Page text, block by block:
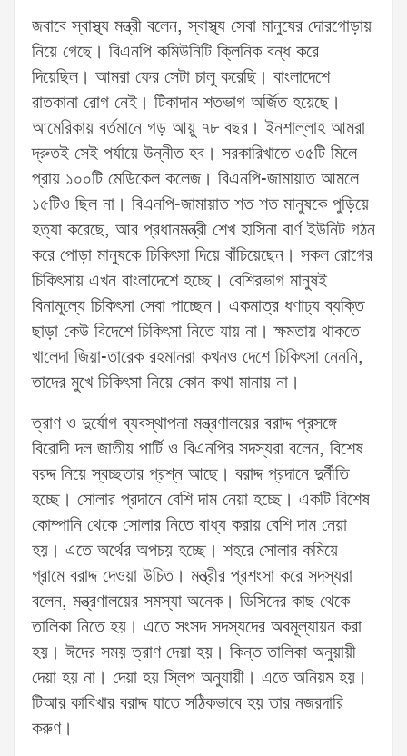
জবাবে স্বাস্থ্য মন্ত্রী বলেন, স্বাস্থ্য সেবা মানুষের দোরগোড়ায়
নিয়ে গেছে। বিএনপি কমিউনিটি ক্লিনিক বন্ধ করে
দিয়েছিল। আমরা ফের সেটা চালু করেছি। বাংলাদেশে
রাতকানা রোগ নেই। টিকাদান শতভাগ অর্জিত হয়েছে।
আমেরিকায় বর্তমানে গড় আয়ু ৭৮ বছর। ইনশাল্লাহ আমরা
দ্রুতই সেই পর্যায়ে উন্নীত হব। সরকারিখাতে ৩৫টি মিলে
প্রায় ১০০টি মেডিকেল কলেজ। বিএনপি-জামায়াত আমলে
১৫টিও ছিল না। বিএনপি-জামায়াত শত শত মানুষকে পুড়িয়ে
হত্যা করেছে, আর প্রধানমন্ত্রী শেখ হাসিনা বার্ণ ইউনিট গঠন
করে পোড়া মানুষকে চিকিৎসা দিয়ে বাঁচিয়েছেন। সকল রোগের
চিকিৎসায় এখন বাংলাদেশে হচ্ছে। বেশিরভাগ মানুষই
বিনামূল্যে চিকিৎসা সেবা পাচ্ছেন। একমাত্র ধণাঢ্য ব্যক্তি
ছাড়া কেউ বিদেশে চিকিৎসা নিতে যায় না। ক্ষমতায় থাকতে
খালেদা জিয়া-তারেক রহমানরা কখনও দেশে চিকিৎসা নেননি,
তাদের মুখে চিকিৎসা নিয়ে কোন কথা মানায় না।
ত্রাণ ও দুর্যোগ ব্যবস্থাপনা মন্ত্রণালয়ের বরাদ্দ প্রসঙ্গে
বিরোদী দল জাতীয় পার্টি ও বিএনপির সদস্যরা বলেন, বিশেষ
বরদ্দ নিয়ে স্বচ্ছতার প্রশ্ন আছে। বরাদ্দ প্রদানে দুর্নীতি
হচ্ছে। সোলার প্রদানে বেশি দাম নেয়া হচ্ছে। একটি বিশেষ
কোম্পানি থেকে সোলার নিতে বাধ্য করায় বেশি দাম নেয়া
হয়। এতে অর্থের অপচয় হচ্ছে। শহরে সোলার কমিয়ে
গ্রামে বরাদ্দ দেওয়া উচিত। মন্ত্রীর প্রশংসা করে সদস্যরা
বলেন, মন্ত্রণালয়ের সমস্যা অনেক। ডিসিদের কাছ থেকে
তালিকা নিতে হয়। এতে সংসদ সদস্যদের অবমূল্যায়ন করা
হয়। ঈদের সময় ত্রাণ দেয়া হয়। কিন্ত তালিকা অনুয়ায়ী
দেয়া হয় না। দেয়া হয় স্লিপ অনুযায়ী। এতে অনিয়ম হয়।
টিআর কাবিখার বরাদ্দ যাতে সঠিকভাবে হয় তার নজরদারি
করুণ।